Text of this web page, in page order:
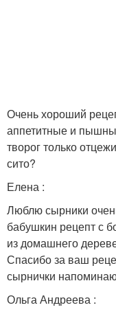
Очень хороший
аппетитные и
творог только
сито?
Елена :
Люблю сырники
бабушкин рецепт с
из домашнего
Спасибо за ваш
сырнички
Ольга Андреева :